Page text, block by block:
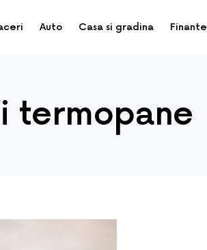
Auto Casa si gradina Finante
termopane